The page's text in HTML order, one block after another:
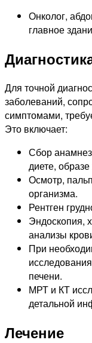
Онколог,
главное
Для точной
заболеваний,
симптомами,
Это включает:
Сбор
диете,
Осмотр,
организма.
Рентген
Эндоскопия,
анализы
При
печени.
МРТ и КТ
детальной
Лечение